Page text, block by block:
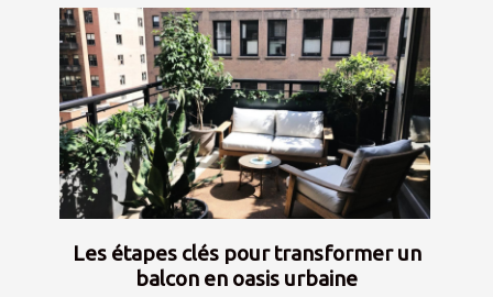
Les étapes clés pour transformer un
balcon en oasis urbaine